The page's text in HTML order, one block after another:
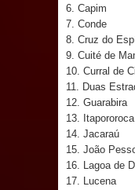
6. Capim
7. Conde
8. Cruz do
9. Cuité de
10. Curral de
11. Duas
12. Guarabira
13. Itapororoca
14. Jacaraú
15. João
16. Lagoa de
17. Lucena